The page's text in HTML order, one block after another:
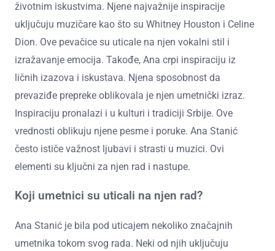
životnim iskustvima. Njene najvažnije inspiracije
uključuju muzičare kao što su Whitney Houston i Celine
Dion. Ove pevačice su uticale na njen vokalni stil i
izražavanje emocija. Takođe, Ana crpi inspiraciju iz
ličnih izazova i iskustava. Njena sposobnost da
prevaziđe prepreke oblikovala je njen umetnički izraz.
Inspiraciju pronalazi i u kulturi i tradiciji Srbije. Ove
vrednosti oblikuju njene pesme i poruke. Ana Stanić
često ističe važnost ljubavi i strasti u muzici. Ovi
elementi su ključni za njen rad i nastupe.
Koji umetnici su uticali na njen rad?
Ana Stanić je bila pod uticajem nekoliko značajnih
umetnika tokom svog rada. Neki od njih uključuju